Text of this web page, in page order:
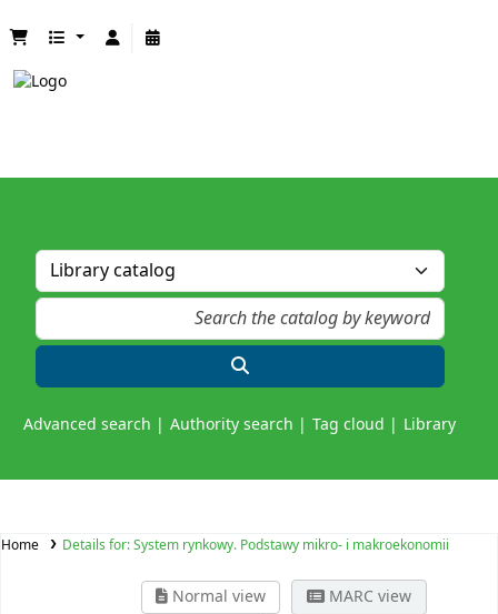
Advanced search Authority search Tag cloud Library
Home Details for:System rynkowy. Podstawy mikro- i makroekonomii
Normal view
MARC view